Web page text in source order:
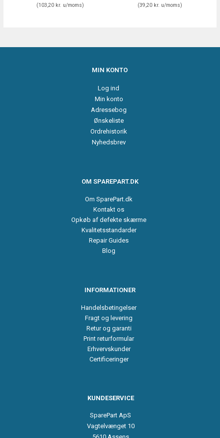
(103,20 kr. u/moms) (39,20 kr. u/moms)
MIN KONTO
Log ind
Min konto
Adressebog
Ønskeliste
Ordrehistorik
Nyhedsbrev
OM SPAREPART.DK
Om SparePart.dk
Kontakt os
Opkøb af defekte skærme
Kvalitetsstandarder
Repair Guides
Blog
INFORMATIONER
Handelsbetingelser
Fragt og levering
Retur og garanti
Print returformular
Erhvervskunder
Certificeringer
KUNDESERVICE
SparePart ApS
Vagtelvænget 10